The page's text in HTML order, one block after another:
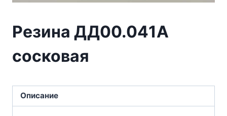
Резина ДД00.041А
сосковая
Описание